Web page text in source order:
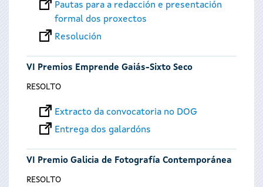
Pautas para a redacción e presentación
formal dos proxectos
Resolución
VI Premios Emprende Gaiás-Sixto Seco
RESOLTO
Extracto da convocatoria no DOG
Entrega dos galardóns
VI Premio Galicia de Fotografía Contemporánea
RESOLTO